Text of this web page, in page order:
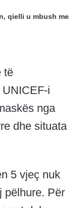
qielli u mbush me
të
i
nga
dhe situata
5 vjeç nuk
pëlhure. Për